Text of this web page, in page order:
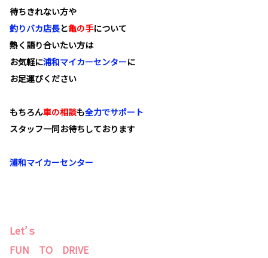
待ちきれない方や
釣りバカ店長と亀の手について
熱く語り合いたい方は
お気軽に浦和マイカーセンターに
お足運びください
もちろん車の相談も全力でサポート
スタッフ一同お待ちしております
浦和マイカーセンター
Let’ｓ
FUN TO DRIVE